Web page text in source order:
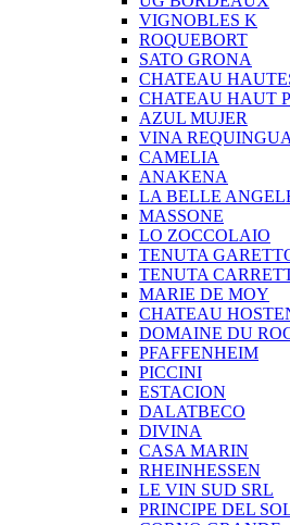
VIGNOBLES K
ROQUEBORT
SATO GRONA
CHATEAU
CHATEAU HAUT
AZUL MUJER
VINA REQUINGUA
CAMELIA
ANAKENA
LA BELLE
MASSONE
LO ZOCCOLAIO
TENUTA
TENUTA
MARIE DE MOY
CHATEAU
DOMAINE DU
PFAFFENHEIM
PICCINI
ESTACION
DALATBECO
DIVINA
CASA MARIN
RHEINHESSEN
LE VIN SUD SRL
PRINCIPE DEL